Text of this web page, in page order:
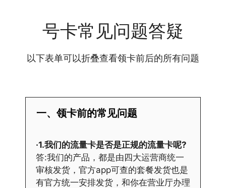
号卡常见问题答疑
以下表单可以折叠查看领卡前后的所有问题
一、领卡前的常见问题
·1.我们的流量卡是否是正规的流量卡呢?
答:我们的产品，都是由四大运营商统一
审核发货，官方app可查的套餐发货也是
有官方统一安排发货，和你在营业厅办理